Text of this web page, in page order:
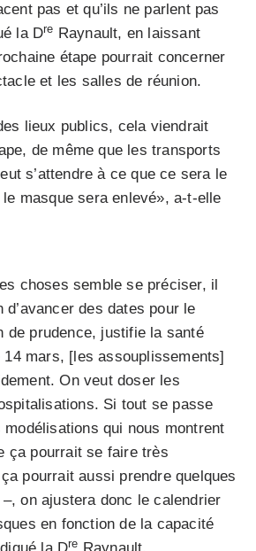
pas et qu’ils ne parlent pas
la Dre Raynault, en laissant
étape pourrait concerner
et les salles de réunion.
lieux publics, cela viendrait
de même que les transports
s’attendre à ce que ce sera le
masque sera enlevé», a-t-elle
choses semble se préciser, il
d’avancer des dates pour le
de prudence, justifie la santé
14 mars, [les assouplissements]
On veut doser les
Si tout se passe
modélisations qui nous montrent
ça pourrait se faire très
pourrait aussi prendre quelques
on ajustera donc le calendrier
en fonction de la capacité
re